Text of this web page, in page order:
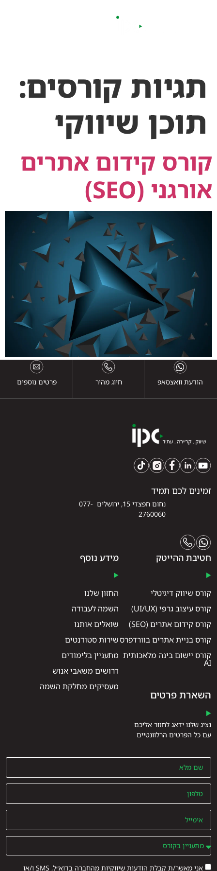
תגיות קורסים:
תוכן שיווקי
קורס קידום אתרים
אורגני (SEO)
הודעת וואצסאפ חיוג מהיר פרטים נוספים
זמינים לכם תמיד
נחום חפצדי 15, ירושלים 077-
2760060
חטיבת ההייטק
קורס שיווק דיגיטלי
קורס עיצוב גרפי (UI/UX)
קורס קידום אתרים (SEO)
קורס בניית אתרים בוורדפרס
קורס יישום בינה מלאכותית
AI
מידע נוסף
החזון שלנו
השמה לעבודה
שואלים אותנו
שירות סטודנטים
מתעניין בלימודים
דרושים משאבי אנוש
מעסיקים מחלקת השמה
השארת פרטים
נציג שלנו ידאג לחזור אליכם
עם כל הפרטים הרלוונטיים
אני מאשר/ת קבלת הודעות שיווקיות מהחברה בדוא״ל, SMS ו/או